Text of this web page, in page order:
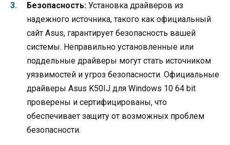
Безопасность: Установка драйверов из
надежного источника, такого как официальный
сайт Asus, гарантирует безопасность вашей
системы. Неправильно установленные или
поддельные драйверы могут стать источником
уязвимостей и угроз безопасности. Официальные
драйверы Asus K50IJ для Windows 10 64 bit
проверены и сертифицированы, что
обеспечивает защиту от возможных проблем
безопасности.